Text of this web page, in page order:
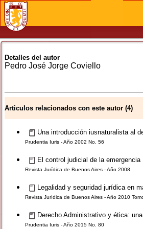
Detalles del autor
Pedro José Jorge Coviello
Articulos relacionados con este autor (4)
Una introducción iusnaturalista al
Prudentia Iuris - Año 2002 No. 56
El control judicial de la emergencia
Revista Jurídica de Buenos Aires - Año 2008
Legalidad y seguridad jurídica en
Revista Jurídica de Buenos Aires - Año 2010
Derecho Administrativo y ética:
Prudentia Iuris - Año 2015 No. 80